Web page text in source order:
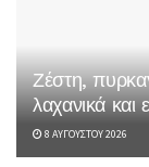
Ζέστη,
λαχανικά
8 ΑΥΓΟΎΣΤΟΥ 2026